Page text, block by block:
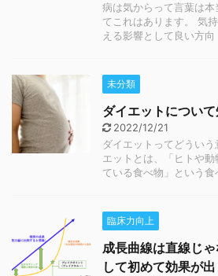
病は気からって言葉は
てこれはあります。 気
える影響として良い方向
未分類
ダイエットについ
2022/12/21
ダイエットってどうい
エットとは、「ヒトや
ている食べ物」という食
臨床力向上
成長曲線は直線じ
して初めて効果が